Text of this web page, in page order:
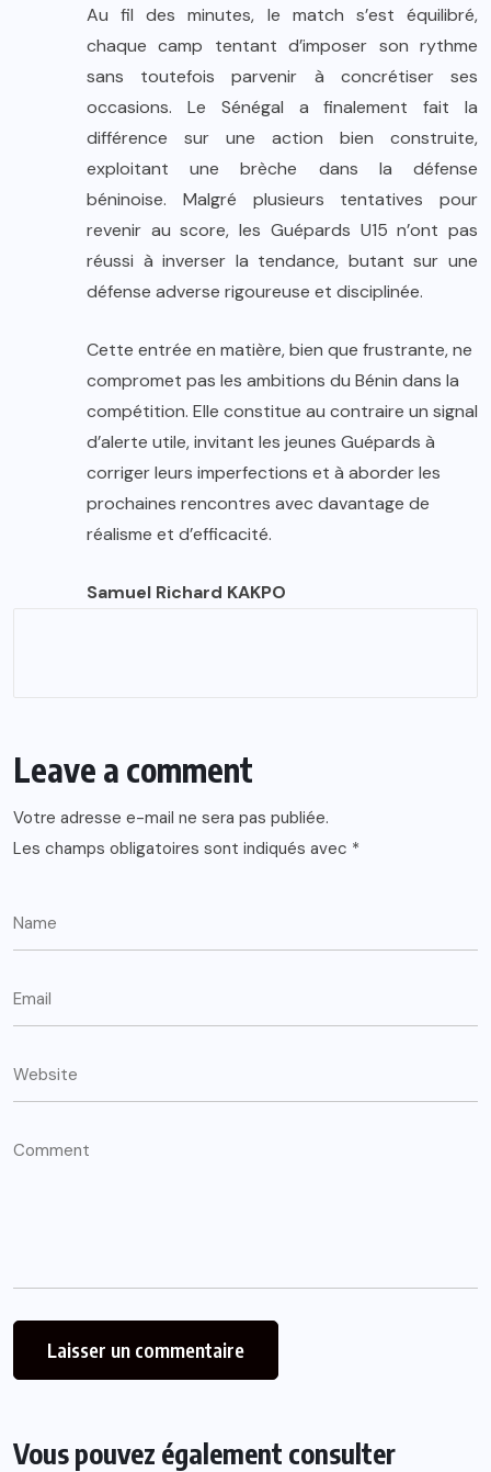
Au fil des minutes, le match s’est équilibré,
chaque camp tentant d’imposer son rythme
sans toutefois parvenir à concrétiser ses
occasions. Le Sénégal a finalement fait la
différence sur une action bien construite,
exploitant une brèche dans la défense
béninoise. Malgré plusieurs tentatives pour
revenir au score, les Guépards U15 n’ont pas
réussi à inverser la tendance, butant sur une
défense adverse rigoureuse et disciplinée.
Cette entrée en matière, bien que frustrante, ne
compromet pas les ambitions du Bénin dans la
compétition. Elle constitue au contraire un signal
d’alerte utile, invitant les jeunes Guépards à
corriger leurs imperfections et à aborder les
prochaines rencontres avec davantage de
réalisme et d’efficacité.
Samuel Richard KAKPO
Leave a comment
Votre adresse e-mail ne sera pas publiée.
Les champs obligatoires sont indiqués avec *
Vous pouvez également consulter